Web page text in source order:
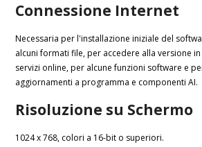
Connessione Internet
Necessaria per l'installazione iniziale del
alcuni formati file, per accedere alla versione
servizi online, per alcune funzioni software e
aggiornamenti a programma e componenti AI.
Risoluzione su Schermo
1024 x 768, colori a 16-bit o superiori.